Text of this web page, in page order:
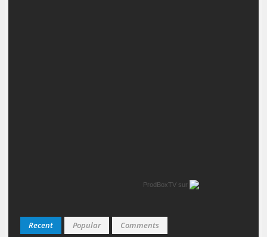
ProdBoxTV sur
Recent Popular Comments